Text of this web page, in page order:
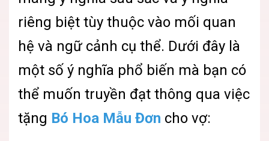
riêng biệt tùy thuộc vào mối quan
hệ và ngữ cảnh cụ thể. Dưới đây là
một số ý nghĩa phổ biến mà bạn có
thể muốn truyền đạt thông qua việc
tặng Bó Hoa Mẫu Đơn cho vợ: